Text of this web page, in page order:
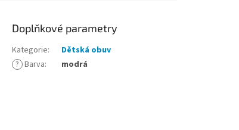
Doplňkové parametry
Kategorie:
Dětská obuv
? Barva: modrá